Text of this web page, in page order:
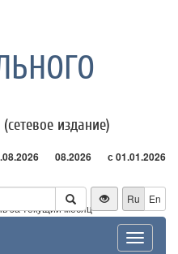
(сетевое издание)
08.2026 с 01.01.2026
за текущий месяц
Ru En
Toggle